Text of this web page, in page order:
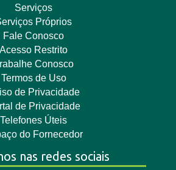
Serviços
Próprios
Fale Conosco
Acesso Restrito
Conosco
Termos de Uso
de Privacidade
de Privacidade
Telefones Úteis
do Fornecedor
nas redes sociais